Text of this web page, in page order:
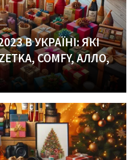
В УКРАЇНІ: ЯКІ
COMFY, АЛЛО,